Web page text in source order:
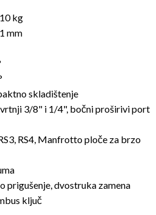
kg
mm
skladištenje
3/8" i 1/4", bočni proširivi port
RS4, Manfrotto ploče za brzo
dvostruka zamena
ključ